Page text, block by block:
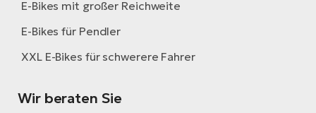
E-Bikes mit großer Reichweite
E-Bikes für Pendler
XXL E-Bikes für schwerere Fahrer
Wir beraten Sie